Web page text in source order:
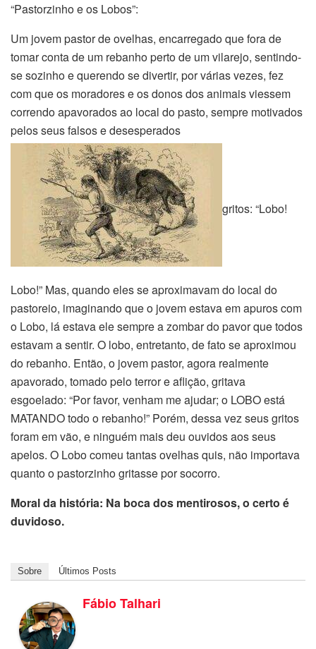
“Pastorzinho e os Lobos”:
Um jovem pastor de ovelhas, encarregado que fora de
tomar conta de um rebanho perto de um vilarejo, sentindo-
se sozinho e querendo se divertir, por várias vezes, fez
com que os moradores e os donos dos animais viessem
correndo apavorados ao local do pasto, sempre motivados
pelos seus falsos e desesperados
gritos: “Lobo!
Lobo!” Mas, quando eles se aproximavam do local do
pastoreio, imaginando que o jovem estava em apuros com
o Lobo, lá estava ele sempre a zombar do pavor que todos
estavam a sentir. O lobo, entretanto, de fato se aproximou
do rebanho. Então, o jovem pastor, agora realmente
apavorado, tomado pelo terror e aflição, gritava
esgoelado: “Por favor, venham me ajudar; o LOBO está
MATANDO todo o rebanho!” Porém, dessa vez seus gritos
foram em vão, e ninguém mais deu ouvidos aos seus
apelos. O Lobo comeu tantas ovelhas quis, não importava
quanto o pastorzinho gritasse por socorro.
Moral da história: Na boca dos mentirosos, o certo é
duvidoso.
Sobre Últimos Posts
Fábio Talhari